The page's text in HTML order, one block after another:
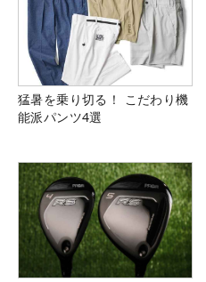
猛暑を乗り切る！ こだわり機
能派パンツ4選